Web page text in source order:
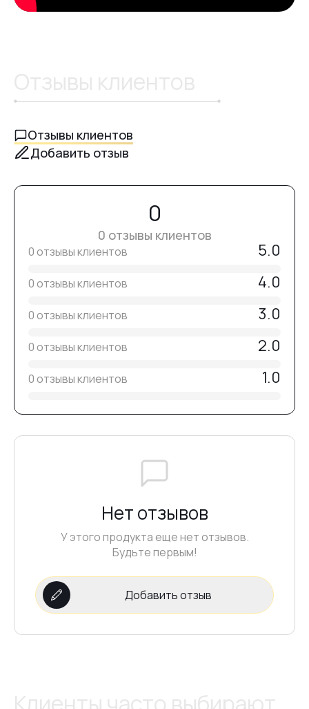
Отзывы клиентов
Добавить отзыв
0
0 отзывы клиентов
0 отзывы клиентов 5.0
0 отзывы клиентов 4.0
0 отзывы клиентов 3.0
0 отзывы клиентов 2.0
0 отзывы клиентов 1.0
Нет отзывов
У этого продукта еще нет отзывов.
Будьте первым!
Добавить отзыв